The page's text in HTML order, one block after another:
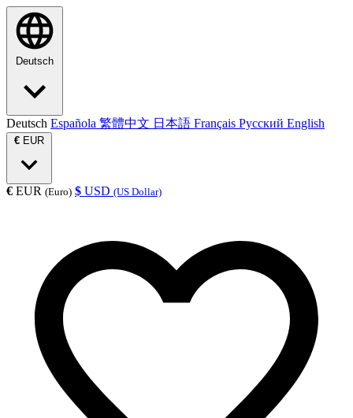
Deutsch
Deutsch Española 繁體中文 日本語 Français Русский English
€ EUR
€ EUR (Euro) $ USD (US Dollar)